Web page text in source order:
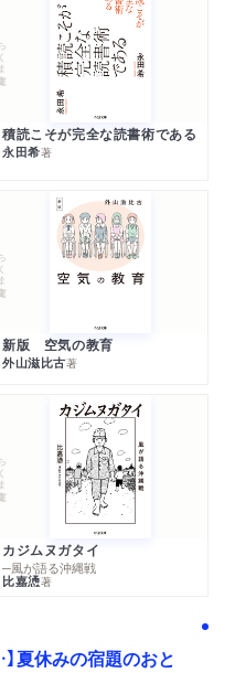
文庫
積読こそが完全な読書術である
永田希著
文庫
新版 空気の教育
外山滋比古著
文庫
カジムヌガタイ
─風が語る沖縄戦
比嘉慂著
夏休みの宿題のおと